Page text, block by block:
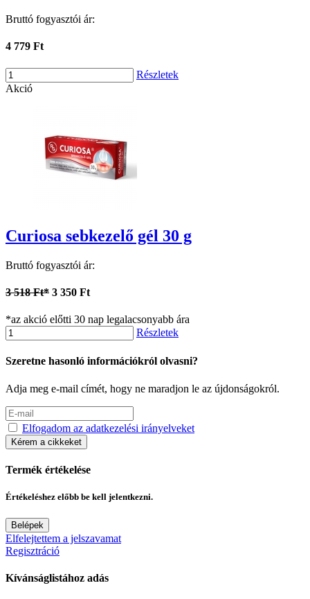
Bruttó fogyasztói ár:
4 779 Ft
Részletek
Akció
Curiosa sebkezelő gél 30 g
Bruttó fogyasztói ár:
3 518 Ft* 3 350 Ft
*az akció előtti 30 nap legalacsonyabb ára
Részletek
Szeretne hasonló információkról olvasni?
Adja meg e-mail címét, hogy ne maradjon le az újdonságokról.
Elfogadom az adatkezelési irányelveket
Kérem a cikkeket
Termék értékelése
Értékeléshez előbb be kell jelentkezni.
Belépek
Elfelejtettem a jelszavamat
Regisztráció
Kívánságlistához adás